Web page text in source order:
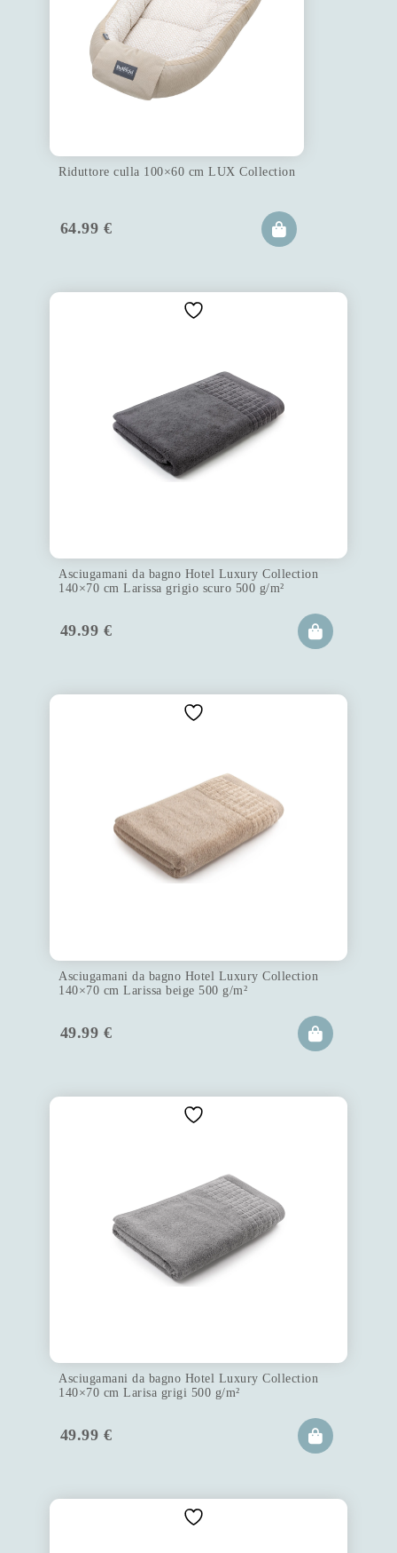
Riduttore culla 100×60 cm LUX Collection
64.99 €
Asciugamani da bagno Hotel Luxury Collection
140×70 cm Larissa grigio scuro 500 g/m²
49.99 €
Asciugamani da bagno Hotel Luxury Collection
140×70 cm Larissa beige 500 g/m²
49.99 €
Asciugamani da bagno Hotel Luxury Collection
140×70 cm Larisa grigi 500 g/m²
49.99 €